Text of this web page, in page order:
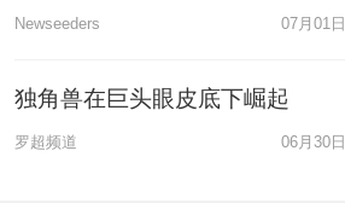
格局
Newseeders 07月01日
独角兽在巨头眼皮底下崛起
罗超频道 06月30日